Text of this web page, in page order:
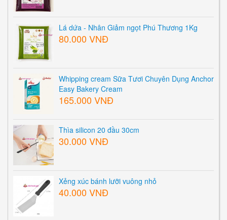
Lá dứa - Nhân Giảm ngọt Phú Thương 1Kg
80.000 VNĐ
Whipping cream Sữa Tươi Chuyên Dụng Anchor
Easy Bakery Cream
165.000 VNĐ
Thìa silicon 20 đầu 30cm
30.000 VNĐ
Xẻng xúc bánh lưỡi vuông nhỏ
40.000 VNĐ